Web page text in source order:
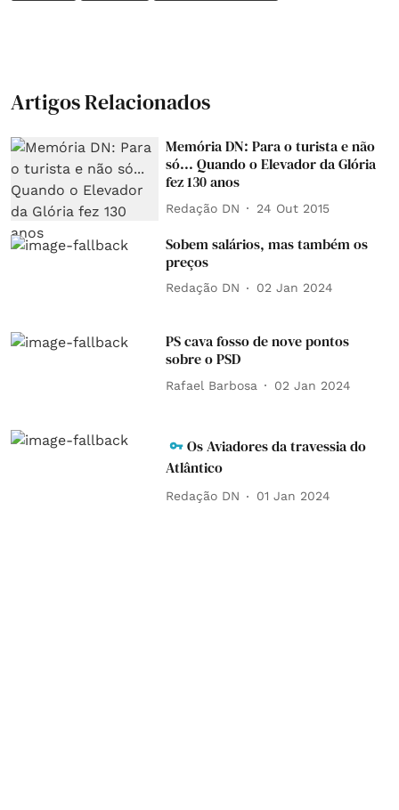
Artigos Relacionados
Memória DN: Para o turista e não
só... Quando o Elevador da Glória
fez 130 anos
Redação DN 24 Out 2015
Sobem salários, mas também os
preços
Redação DN 02 Jan 2024
PS cava fosso de nove pontos
sobre o PSD
Rafael Barbosa 02 Jan 2024
Os Aviadores da travessia do
Atlântico
Redação DN 01 Jan 2024